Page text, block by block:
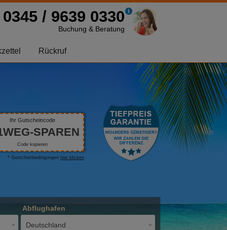
0345 / 9639 0330
Buchung & Beratung
Rückruf
Ihr Gutscheincode
SPAREN
Code kopieren
* Gutscheinbedingungen hier klicken
Abflughafen
Deutschland